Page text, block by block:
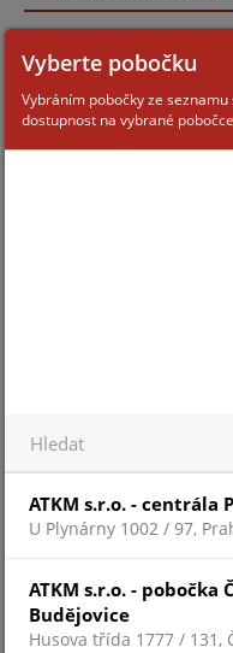
software
Vyberte pobočku
Vybráním pobočky ze
dostupnost na vybrané
ATKM s.r.o. - centrála
U Plynárny 1002 / 97,
ATKM s.r.o. - pobočka
Budějovice
Husova třída 1777 / 131,